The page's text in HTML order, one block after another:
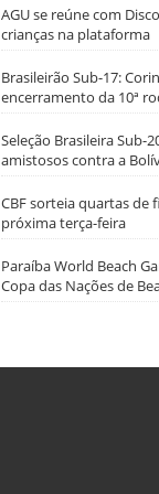
AGU se reúne com
crianças na plataforma
Brasileirão Sub-17:
encerramento da 10ª
Seleção Brasileira Sub-
amistosos contra a
CBF sorteia quartas de
próxima terça-feira
Paraíba World Beach
Copa das Nações de